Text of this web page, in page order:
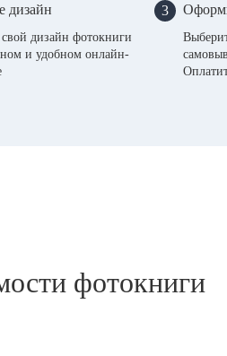
дизайн
свой дизайн фотокниги
и удобном онлайн-
3
фотокниги